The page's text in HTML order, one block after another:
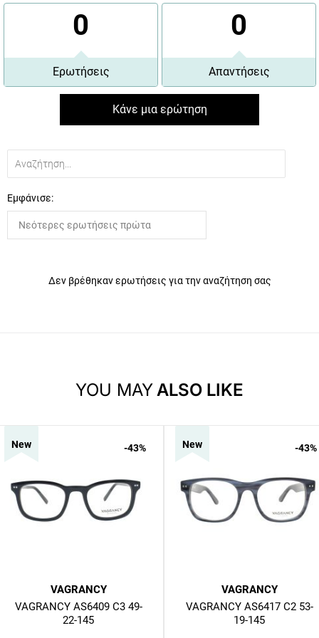
0
Ερωτήσεις
0
Απαντήσεις
Κάνε μια ερώτηση
Εμφάνισε:
Δεν βρέθηκαν ερωτήσεις για την αναζήτηση σας
YOU MAYALSO LIKE
VAGRANCY
VAGRANCY AS6409 C3 49-
22-145
New -43%
VAGRANCY
VAGRANCY AS6417 C2 53-
19-145
New -43%